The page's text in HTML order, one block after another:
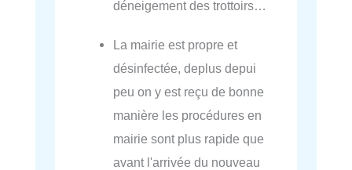
déneigement des trottoirs…
La mairie est propre et
désinfectée, deplus depui
peu on y est reçu de bonne
manière les procédures en
mairie sont plus rapide que
avant l'arrivée du nouveau